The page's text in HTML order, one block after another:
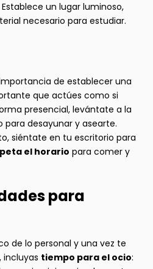
un lugar luminoso,
necesario para estudiar.
de establecer una
que actúes como si
presencial, levántate a la
desayunar y asearte.
siéntate en tu escritorio para
el horario para comer y
para
de lo personal y una vez te
incluyas tiempo para el ocio: